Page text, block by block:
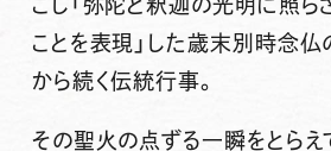
こし「弥陀と釈迦の光明に照ら
ことを表現」した歳末別時念仏
から続く伝統行事。
その聖火の点ずる一瞬をとら